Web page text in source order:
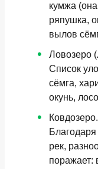
кумжа
ряпушка,
вылов
Ловозеро
Список
сёмга,
окунь,
Ковдозеро.
Благодаря
рек,
поражает: